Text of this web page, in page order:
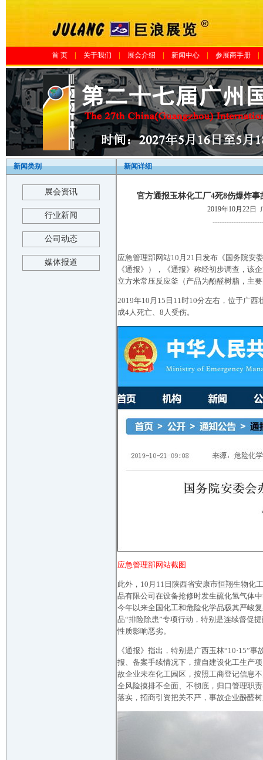
首 页 关于我们 展会介绍 新闻中心 参展商手册|
新闻类别
展会资讯
行业新闻
公司动态
媒体报道
新闻详细
官方通报玉林化工厂4死8伤爆炸
2019年10月22日
应急管理部网站10月21日发布《国务院安
《通报》），《通报》称经初步调查，该
立方米常压反应釜（产品为酚醛树脂，主
2019年10月15日11时10分左右，位于广
成4人死亡、8人受伤。
应急管理部网站截图
此外，10月11日陕西省安康市恒翔生物化
品有限公司在设备抢修时发生硫化氢气体
今年以来全国化工和危险化学品极其严峻
品“排险除患”专项行动，特别是连续督促
性质影响恶劣。
《通报》指出，特别是广西玉林“10·15”
报、备案手续情况下，擅自建设化工生产
故企业未在化工园区，按照工商登记信息
全风险摸排不全面、不彻底，归口管理职
落实，招商引资把关不严，事故企业酚醛